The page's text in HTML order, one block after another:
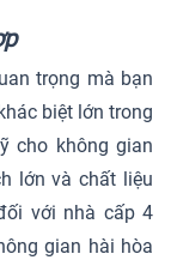
trọng mà bạn
biệt lớn trong
cho không gian
lớn và chất liệu
với nhà cấp 4
gian hài hòa